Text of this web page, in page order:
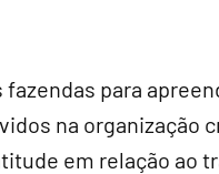
para
na organização
em relação ao